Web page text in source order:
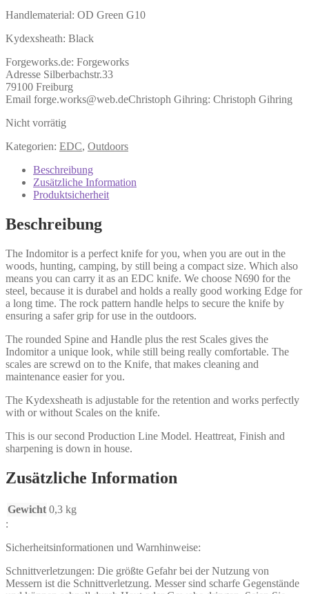
Handlematerial: OD Green G10
Kydexsheath: Black
Forgeworks.de: Forgeworks
Adresse Silberbachstr.33
79100 Freiburg
Email forge.works@web.deChristoph Gihring: Christoph Gihring
Nicht vorrätig
Kategorien: EDC, Outdoors
Beschreibung
Zusätzliche Information
Produktsicherheit
Beschreibung
The Indomitor is a perfect knife for you, when you are out in the
woods, hunting, camping, by still being a compact size. Which also
means you can carry it as an EDC knife. We choose N690 for the
steel, because it is durabel and holds a really good working Edge for
a long time. The rock pattern handle helps to secure the knife by
ensuring a safer grip for use in the outdoors.
The rounded Spine and Handle plus the rest Scales gives the
Indomitor a unique look, while still being really comfortable. The
scales are screwd on to the Knife, that makes cleaning and
maintenance easier for you.
The Kydexsheath is adjustable for the retention and works perfectly
with or without Scales on the knife.
This is our second Production Line Model. Heattreat, Finish and
sharpening is down in house.
Zusätzliche Information
Gewicht 0,3 kg
:
Sicherheitsinformationen und Warnhinweise:
Schnittverletzungen: Die größte Gefahr bei der Nutzung von
Messern ist die Schnittverletzung. Messer sind scharfe Gegenstände